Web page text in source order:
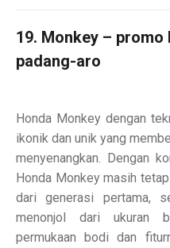
19. Monkey – promo
padang-aro
Honda Monkey dengan
ikonik dan unik yang
menyenangkan. Dengan
Honda Monkey masih
dari generasi pertama,
menonjol dari ukuran
permukaan bodi dan